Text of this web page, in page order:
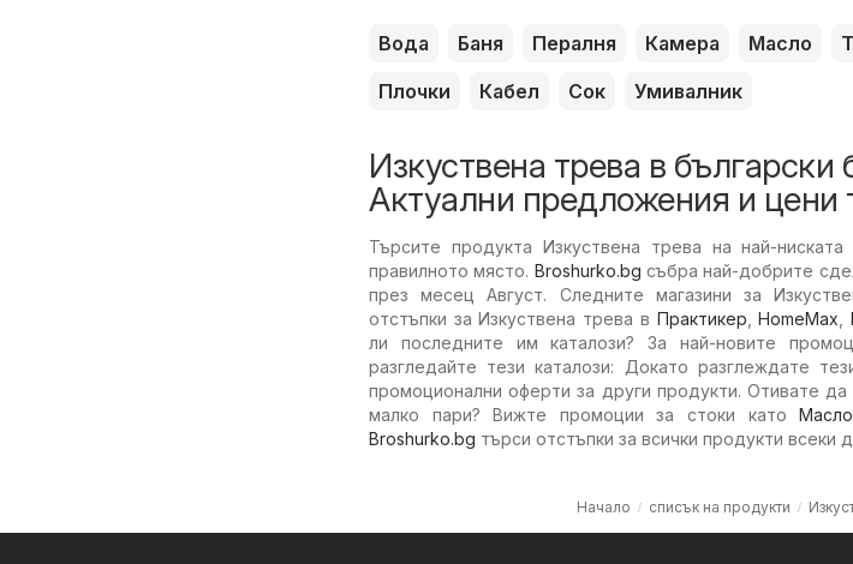
Вода Баня Пералня Камера Масло
Плочки
Кабел Сок Умивалник
Изкуствена трева в
Актуални предложения и цени
Търсите продукта Изкуствена трева на най-
правилното място. Broshurko.bg събра най-добрите
през месец Август. Следните магазини за
отстъпки за Изкуствена трева в Практикер ,HomeMax
ли последните им каталози? За най-новите
разгледайте тези каталози: Докато разглеждате
промоционални оферти за други продукти. Отивате да
малко пари? Вижте промоции за стоки катоМасло
Broshurko.bg търси отстъпки за всички продукти всеки
Начало списък на продукти